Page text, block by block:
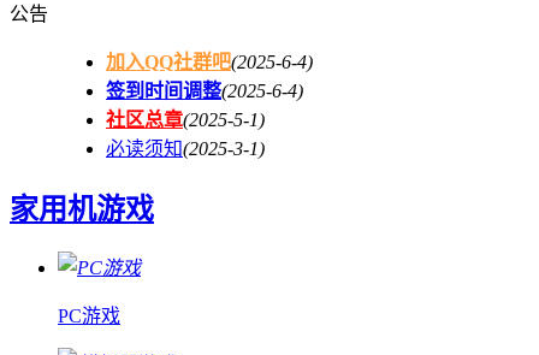
公告
加入QQ社群吧(2025-6-4)
签到时间调整(2025-6-4)
社区总章(2025-5-1)
必读须知(2025-3-1)
家用机游戏
PC游戏